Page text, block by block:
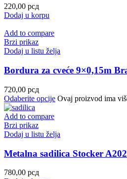
220,00 рсд
Dodaj u korpu
Add to compare
Brzi prikaz
Dodaj u listu želja
Bordura za cveće 9×0,15m
720,00 рсд
Odaberite opcije Ovaj proizvod ima
Add to compare
Brzi prikaz
Dodaj u listu želja
Metalna sadilica Stocker
780,00 рсд